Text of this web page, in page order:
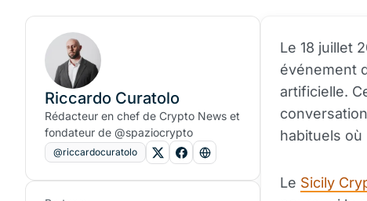
Le 18 juillet
événement
artificielle.
habituels
Le Sicily
Riccardo Curatolo
Rédacteur en chef de Crypto News et
fondateur de @spaziocrypto
@riccardocuratolo